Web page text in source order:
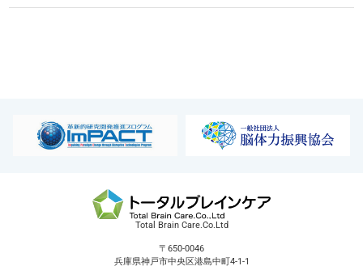
Total Brain Care.Co.Ltd
〒650-0046
兵庫県神戸市中央区港島中町4-1-1